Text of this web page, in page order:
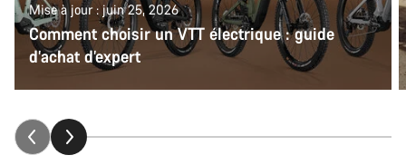
Mise à jour : juin 25, 2026
Comment choisir un VTT électrique : guide
d’achat d’expert